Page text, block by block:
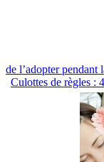
de l’adopter pendant
Culottes de règles :